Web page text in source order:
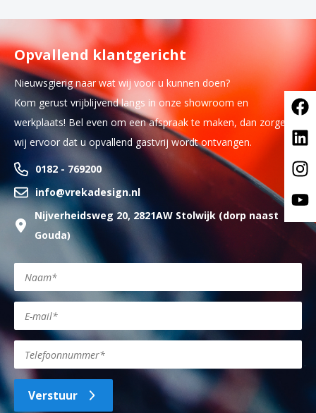
Opvallend klantgericht
Nieuwsgierig naar wat wij voor u kunnen doen?
Kom gerust vrijblijvend langs in onze showroom en
werkplaats! Bel even om een afspraak te maken, dan zorgen
wij ervoor dat u opvallend gastvrij wordt ontvangen.
0182 - 769200
info@vrekadesign.nl
Nijverheidsweg 20, 2821AW Stolwijk (dorp naast
Gouda)
Verstuur